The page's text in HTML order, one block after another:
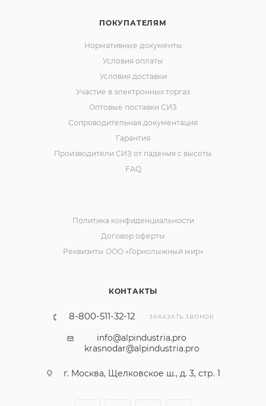
ПОКУПАТЕЛЯМ
Нормативные документы
Условия оплаты
Условия доставки
Участие в электронных торгах
Оптовые поставки СИЗ
Сопроводительная документация
Гарантия
Производители СИЗ от падения с высоты
FAQ
КОНТАКТЫ
8-800-511-32-12 ЗАКАЗАТЬ ЗВОНОК
info@alpindustria.pro
krasnodar@alpindustria.pro
г. Москва, Щелковское ш., д. 3, стр. 1
Политика конфиденциальности
Договор оферты
Реквизиты ООО «Горнолыжный мир»